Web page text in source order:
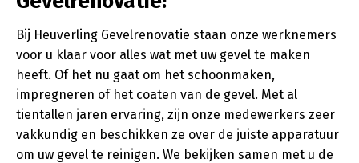
Bij Heuverling Gevelrenovatie staan onze werknemers
voor u klaar voor alles wat met uw gevel te maken
heeft. Of het nu gaat om het schoonmaken,
impregneren of het coaten van de gevel. Met al
tientallen jaren ervaring, zijn onze medewerkers zeer
vakkundig en beschikken ze over de juiste apparatuur
om uw gevel te reinigen. We bekijken samen met u de